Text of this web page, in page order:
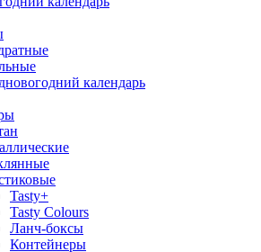
календарь
Tasty+
Tasty Colours
Ланч-боксы
Контейнеры